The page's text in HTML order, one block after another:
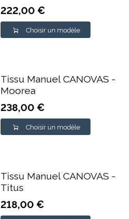
222,00 €
Choisir un modèle
Tissu Manuel CANOVAS -
Moorea
238,00 €
Choisir un modèle
Tissu Manuel CANOVAS -
Titus
218,00 €